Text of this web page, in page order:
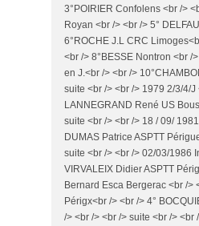
3°POIRIER Confolens <br />
Royan <br /> <br /> 5°
6°ROCHE J.L CRC
<br /> 8°BESSE Nontron <br /
en J.<br /> <br />
suite <br /> <br /> 1979 2/3/4/J
LANNEGRAND René US
suite <br /> <br /> 18 / 09/
DUMAS Patrice ASPTT
suite <br /> <br /> 02/03/1986
VIRVALEIX Didier ASPTT
Bernard Esca Bergerac <br />
Périgx<br /> <br /> 4°
/> <br /> <br /> suite <br />